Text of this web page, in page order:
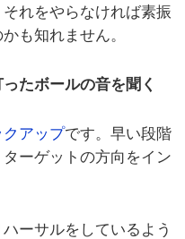
れをやらなければ素振
も知れません。
たボールの音を聞く
クアップです。早い段階
ーゲットの方向をイン
ーサルをしているよう